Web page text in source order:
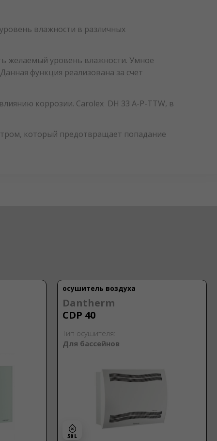
влажности в различных
желаемый уровень влажности. Умное
функция реализована за счет
коррозии. Carolex DH 33 A-P-TTW, в
который предотвращает попадание
осушитель воздуха
Dantherm
CDP 40
Тип осушителя:
Для бассейнов
50 L